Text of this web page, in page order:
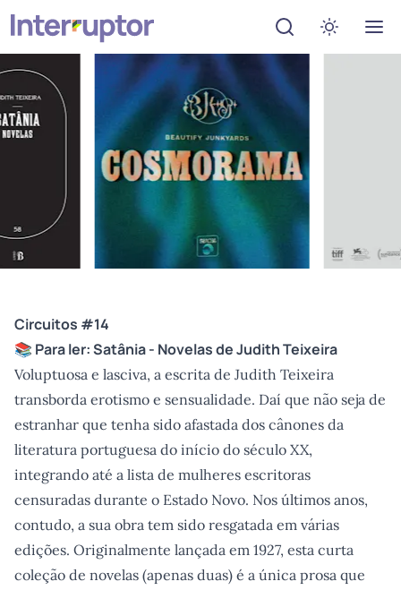
Abrir menu de
Ativar
Circuitos #14
📚 Para ler:Satânia - Novelasde Judith Teixeira
Voluptuosa e lasciva, a escrita de Judith Teixeira
transborda erotismo e sensualidade. Daí que não seja de
estranhar que tenha sido afastada dos cânones da
literatura portuguesa do início do século XX,
integrando até a lista de mulheres escritoras
censuradas durante o Estado Novo. Nos últimos anos,
contudo, a sua obra tem sido resgatada em várias
edições. Originalmente lançada em 1927, esta curta
coleção de novelas (apenas duas) é a única prosa que